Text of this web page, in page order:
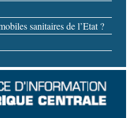
sanitaires de l’Etat ?